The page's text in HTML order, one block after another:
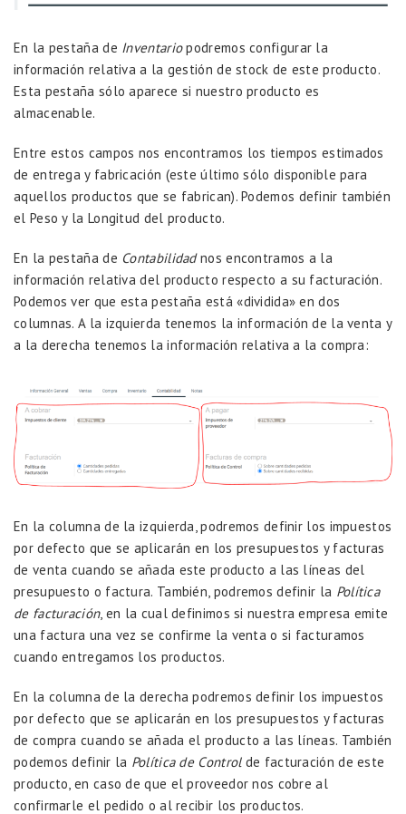
En la pestaña de Inventariopodremos configurar la
información relativa a la gestión de stock de este producto.
Esta pestaña sólo aparece si nuestro producto es
almacenable.
Entre estos campos nos encontramos los tiempos estimados
de entrega y fabricación (este último sólo disponible para
aquellos productos que se fabrican). Podemos definir también
el Peso y la Longitud del producto.
En la pestaña de Contabilidadnos encontramos a la
información relativa del producto respecto a su facturación.
Podemos ver que esta pestaña está «dividida» en dos
columnas. A la izquierda tenemos la información de la venta y
a la derecha tenemos la información relativa a la compra:
En la columna de la izquierda, podremos definir los impuestos
por defecto que se aplicarán en los presupuestos y facturas
de venta cuando se añada este producto a las líneas del
presupuesto o factura. También, podremos definir la Política
de facturación, en la cual definimos si nuestra empresa emite
una factura una vez se confirme la venta o si facturamos
cuando entregamos los productos.
En la columna de la derecha podremos definir los impuestos
por defecto que se aplicarán en los presupuestos y facturas
de compra cuando se añada el producto a las líneas. También
podemos definir la Política de Controlde facturación de este
producto, en caso de que el proveedor nos cobre al
confirmarle el pedido o al recibir los productos.